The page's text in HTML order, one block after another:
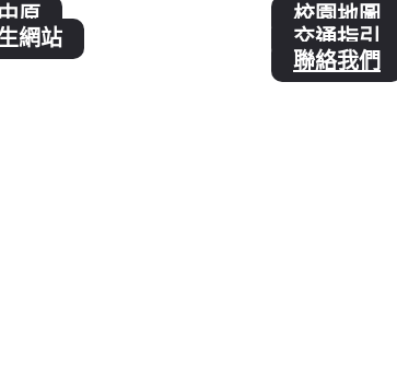
原
網站
校園地圖
交通指引
聯絡我們